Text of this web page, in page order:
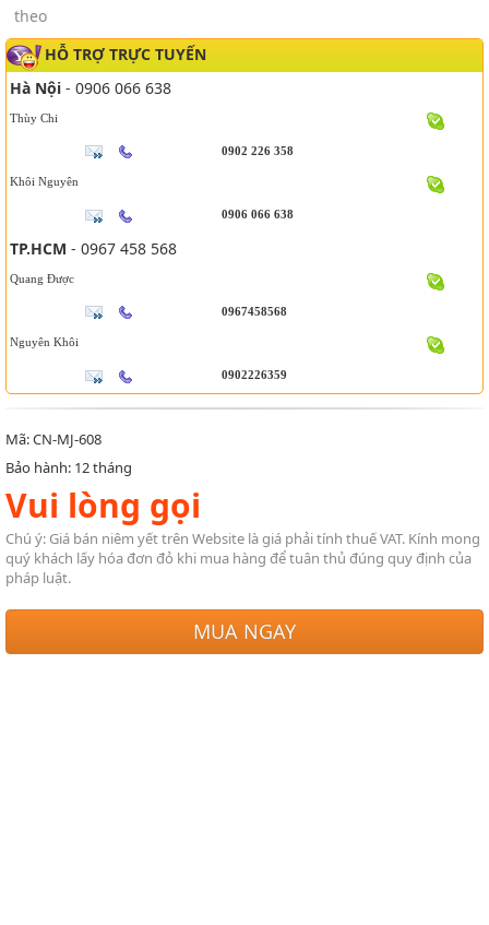
theo
HỖ TRỢ TRỰC TUYẾN
Hà Nội - 0906 066 638
Thùy Chi
0902 226 358
Khôi Nguyên
0906 066 638
TP.HCM - 0967 458 568
Quang Được
0967458568
Nguyên Khôi
0902226359
Mã: CN-MJ-608
Bảo hành: 12 tháng
Vui lòng gọi
Chú ý: Giá bán niêm yết trên Website là giá phải tính thuế VAT. Kính mong
quý khách lấy hóa đơn đỏ khi mua hàng để tuân thủ đúng quy định của
pháp luật.
MUA NGAY